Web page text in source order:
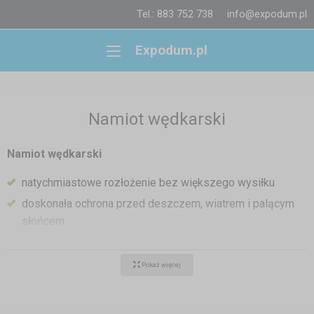
Tel.: 883 752 738 info@expodum.pl
Expodum.pl
Namiot wędkarski
Namiot wędkarski
natychmiastowe rozłożenie bez większego wysiłku
doskonała ochrona przed deszczem, wiatrem i palącym
słońcem
docenisz podczas przemieszczania się
Pokaż więcej